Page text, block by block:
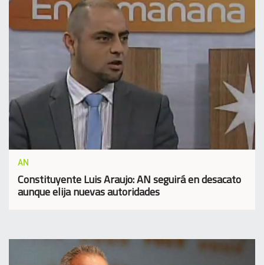
AN
Constituyente Luis Araujo: AN seguirá en desacato
aunque elija nuevas autoridades